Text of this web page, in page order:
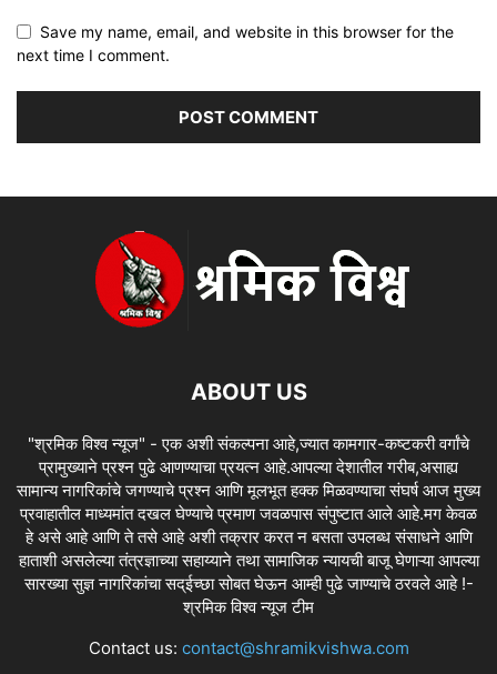
Save my name, email, and website in this browser for the
next time I comment.
ABOUT US
"श्रमिक विश्व न्यूज" - एक अशी संकल्पना आहे,ज्यात कामगार-कष्टकरी वर्गांचे
प्रामुख्याने प्रश्न पुढे आणण्याचा प्रयत्न आहे.आपल्या देशातील गरीब,असाह्य
सामान्य नागरिकांचे जगण्याचे प्रश्न आणि मूलभूत हक्क मिळवण्याचा संघर्ष आज मुख्य
प्रवाहातील माध्यमांत दखल घेण्याचे प्रमाण जवळपास संपुष्टात आले आहे.मग केवळ
हे असे आहे आणि ते तसे आहे अशी तक्रार करत न बसता उपलब्ध संसाधने आणि
हाताशी असलेल्या तंत्रज्ञाच्या सहाय्याने तथा सामाजिक न्यायची बाजू घेणाऱ्या आपल्या
सारख्या सुज्ञ नागरिकांचा सद्ईच्छा सोबत घेऊन आम्ही पुढे जाण्याचे ठरवले आहे !-
श्रमिक विश्व न्यूज टीम
Contact us: contact@shramikvishwa.com